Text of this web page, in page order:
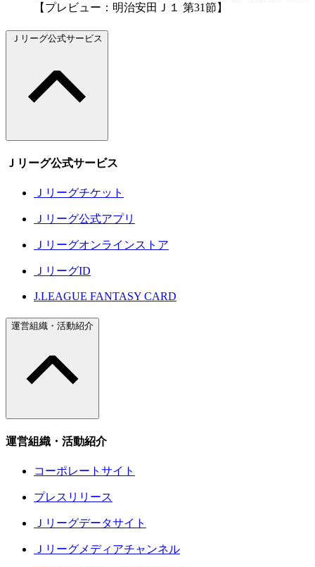
【プレビュー：明治安田Ｊ１ 第31節】
Ｊリーグ公式サービス
Ｊリーグ公式サービス
Ｊリーグチケット
Ｊリーグ公式アプリ
Ｊリーグオンラインストア
ＪリーグID
J.LEAGUE FANTASY CARD
運営組織・活動紹介
運営組織・活動紹介
コーポレートサイト
プレスリリース
Ｊリーグデータサイト
Ｊリーグメディアチャンネル